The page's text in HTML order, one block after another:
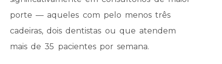
porte — aqueles com pelo menos três
cadeiras, dois dentistas ou que atendem
mais de 35 pacientes por semana.